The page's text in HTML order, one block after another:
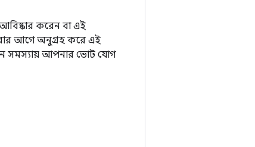
করেন বা এই
আগে অনুগ্রহ করে এই
সমস্যায় আপনার ভোট যোগ